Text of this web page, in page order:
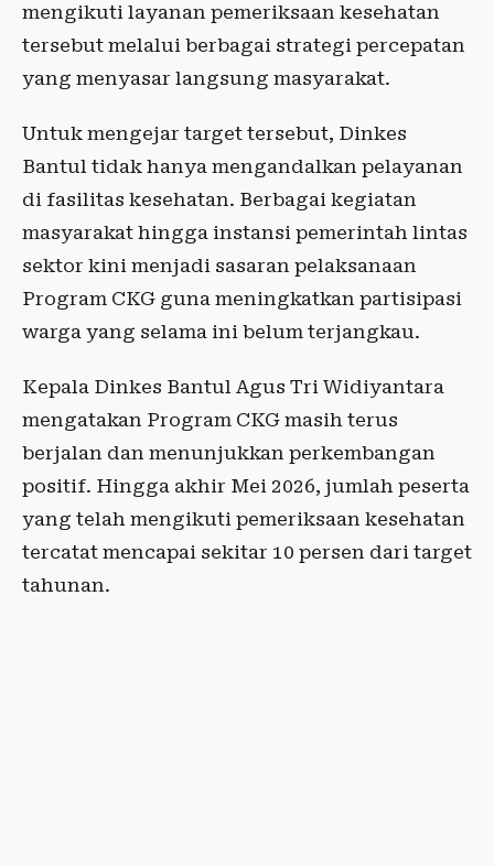
mengikuti layanan pemeriksaan kesehatan
tersebut melalui berbagai strategi percepatan
yang menyasar langsung masyarakat.
Untuk mengejar target tersebut, Dinkes
Bantul tidak hanya mengandalkan pelayanan
di fasilitas kesehatan. Berbagai kegiatan
masyarakat hingga instansi pemerintah lintas
sektor kini menjadi sasaran pelaksanaan
Program CKG guna meningkatkan partisipasi
warga yang selama ini belum terjangkau.
Kepala Dinkes Bantul Agus Tri Widiyantara
mengatakan Program CKG masih terus
berjalan dan menunjukkan perkembangan
positif. Hingga akhir Mei 2026, jumlah peserta
yang telah mengikuti pemeriksaan kesehatan
tercatat mencapai sekitar 10 persen dari target
tahunan.